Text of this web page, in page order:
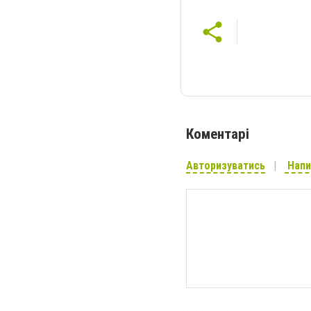
Коментарі
Авторизуватись